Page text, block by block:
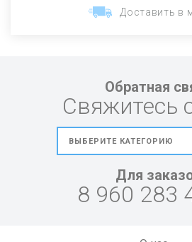
Доставить в
Обратная
Свяжитесь
Для
8 960 283